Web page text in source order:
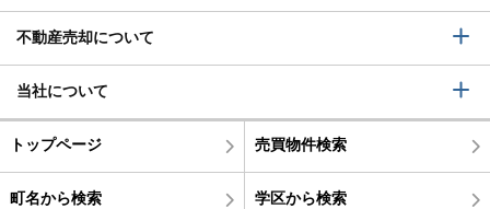
不動産売却について
当社について
トップページ 売買物件検索
町名から検索 学区から検索